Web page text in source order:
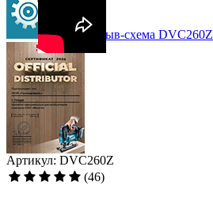
Взрыв-схема DVC260Z
Артикул: DVC260Z
(46)